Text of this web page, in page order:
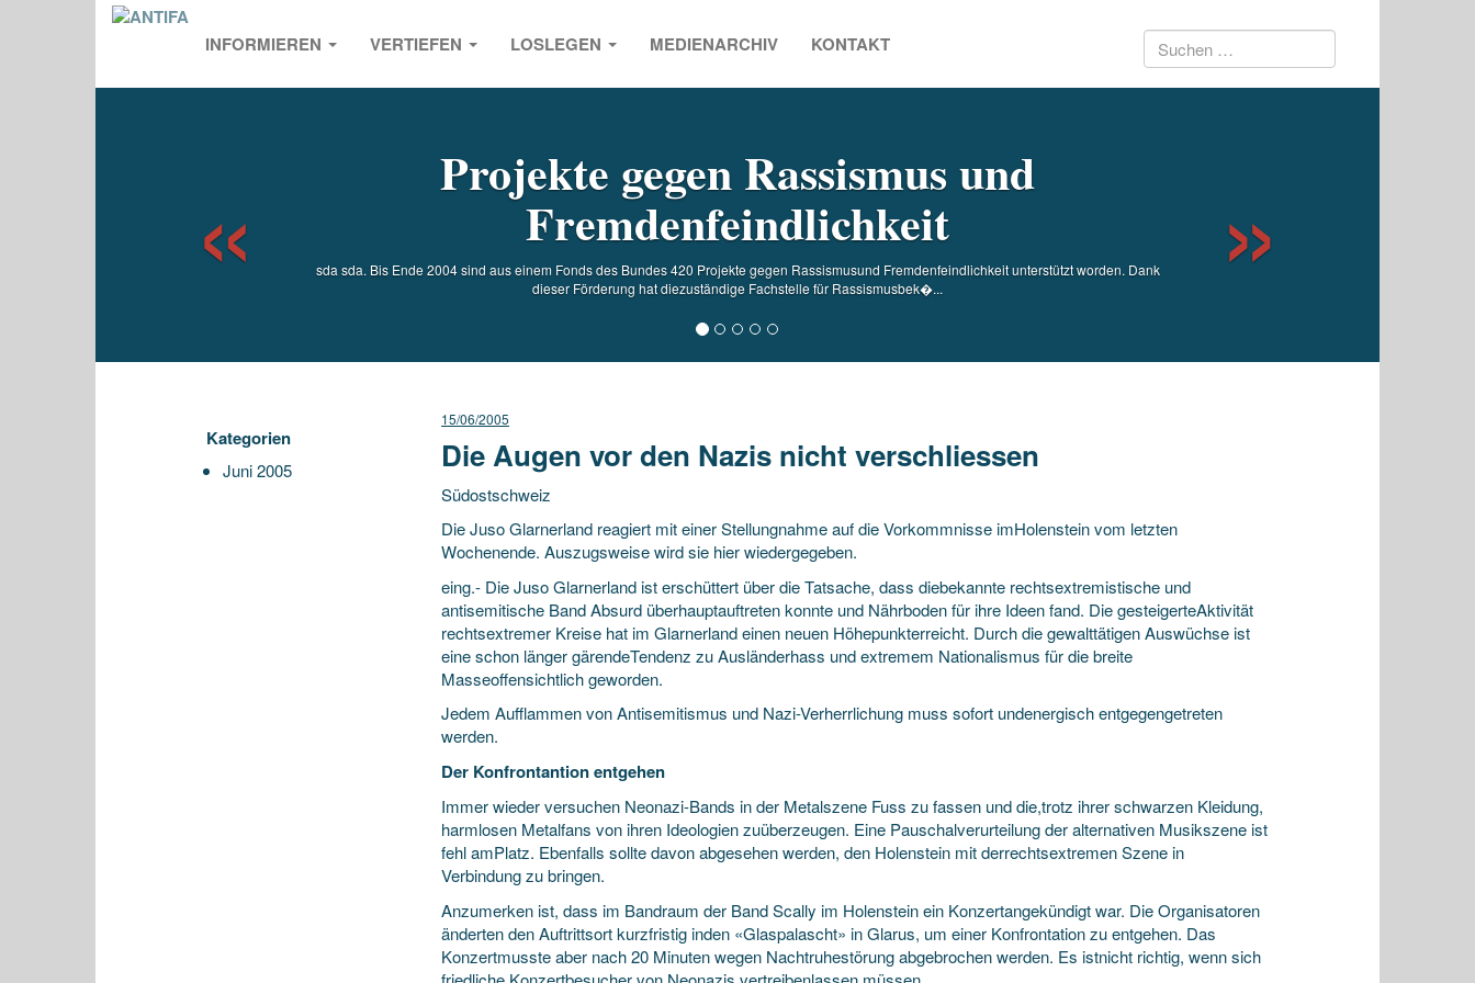
INFORMIEREN VERTIEFEN LOSLEGEN MEDIENARCHIV KONTAKT Suchen
Projekte gegen Rassismus und
Fremdenfeindlichkeit
sda sda. Bis Ende 2004 sind aus einem Fonds des Bundes 420 Projekte gegen Rassismusund Fremdenfeindlichkeit unterstützt worden. Dank
dieser Förderung hat diezuständige Fachstelle für Rassismusbek�...
Previous
Kategorien
Juni 2005
15/06/2005
Die Augen vor den Nazis nicht verschliessen
Südostschweiz
Die Juso Glarnerland reagiert mit einer Stellungnahme auf die Vorkommnisse imHolenstein vom letzten
Wochenende. Auszugsweise wird sie hier wiedergegeben.
eing.- Die Juso Glarnerland ist erschüttert über die Tatsache, dass diebekannte rechtsextremistische und
antisemitische Band Absurd überhauptauftreten konnte und Nährboden für ihre Ideen fand. Die gesteigerteAktivität
rechtsextremer Kreise hat im Glarnerland einen neuen Höhepunkterreicht. Durch die gewalttätigen Auswüchse ist
eine schon länger gärendeTendenz zu Ausländerhass und extremem Nationalismus für die breite
Masseoffensichtlich geworden.
Jedem Aufflammen von Antisemitismus und Nazi-Verherrlichung muss sofort undenergisch entgegengetreten
werden.
Der Konfrontantion entgehen
Immer wieder versuchen Neonazi-Bands in der Metalszene Fuss zu fassen und die,trotz ihrer schwarzen Kleidung,
harmlosen Metalfans von ihren Ideologien zuüberzeugen. Eine Pauschalverurteilung der alternativen Musikszene ist
fehl amPlatz. Ebenfalls sollte davon abgesehen werden, den Holenstein mit derrechtsextremen Szene in
Verbindung zu bringen.
Anzumerken ist, dass im Bandraum der Band Scally im Holenstein ein Konzertangekündigt war. Die Organisatoren
änderten den Auftrittsort kurzfristig inden «Glaspalascht» in Glarus, um einer Konfrontation zu entgehen. Das
Konzertmusste aber nach 20 Minuten wegen Nachtruhestörung abgebrochen werden. Es istnicht richtig, wenn sich